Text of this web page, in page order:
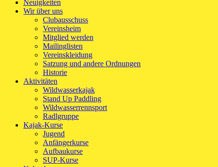
Neuigkeiten
Wir über uns
Clubausschuss
Vereinsheim
Mitglied werden
Mailinglisten
Vereinskleidung
Satzung und andere Ordnungen
Historie
Aktivitäten
Wildwasserkajak
Stand Up Paddling
Wildwasserrennsport
Radlgruppe
Kajak-Kurse
Jugend
Anfängerkurse
Aufbaukurse
SUP-Kurse